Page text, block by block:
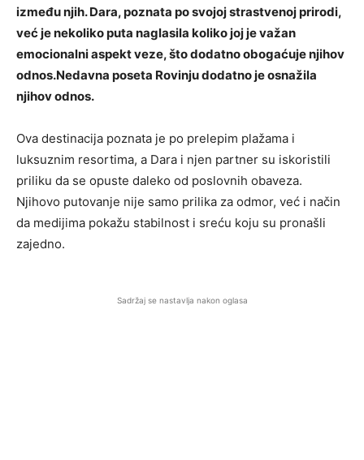
između njih. Dara, poznata po svojoj strastvenoj prirodi,
već je nekoliko puta naglasila koliko joj je važan
emocionalni aspekt veze, što dodatno obogaćuje njihov
odnos.Nedavna poseta Rovinju dodatno je osnažila
njihov odnos.
Ova destinacija poznata je po prelepim plažama i
luksuznim resortima, a Dara i njen partner su iskoristili
priliku da se opuste daleko od poslovnih obaveza.
Njihovo putovanje nije samo prilika za odmor, već i način
da medijima pokažu stabilnost i sreću koju su pronašli
zajedno.
Sadržaj se nastavlja nakon oglasa